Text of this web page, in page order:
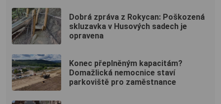
Dobrá zpráva z Rokycan: Poškozená
skluzavka v Husových sadech je
opravena
Konec přeplněným kapacitám?
Domažlická nemocnice staví
parkoviště pro zaměstnance